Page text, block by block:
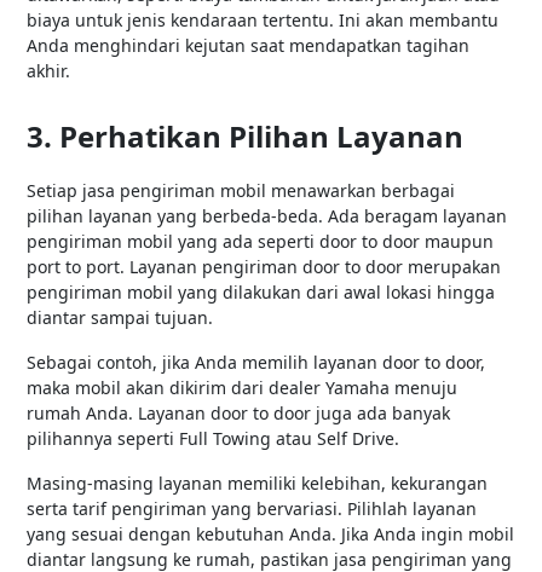
biaya untuk jenis kendaraan tertentu. Ini akan membantu
Anda menghindari kejutan saat mendapatkan tagihan
akhir.
3. Perhatikan Pilihan Layanan
Setiap jasa pengiriman mobil menawarkan berbagai
pilihan layanan yang berbeda-beda. Ada beragam layanan
pengiriman mobil yang ada seperti door to door maupun
port to port. Layanan pengiriman door to door merupakan
pengiriman mobil yang dilakukan dari awal lokasi hingga
diantar sampai tujuan.
Sebagai contoh, jika Anda memilih layanan door to door,
maka mobil akan dikirim dari dealer Yamaha menuju
rumah Anda. Layanan door to door juga ada banyak
pilihannya seperti Full Towing atau Self Drive.
Masing-masing layanan memiliki kelebihan, kekurangan
serta tarif pengiriman yang bervariasi. Pilihlah layanan
yang sesuai dengan kebutuhan Anda. Jika Anda ingin mobil
diantar langsung ke rumah, pastikan jasa pengiriman yang